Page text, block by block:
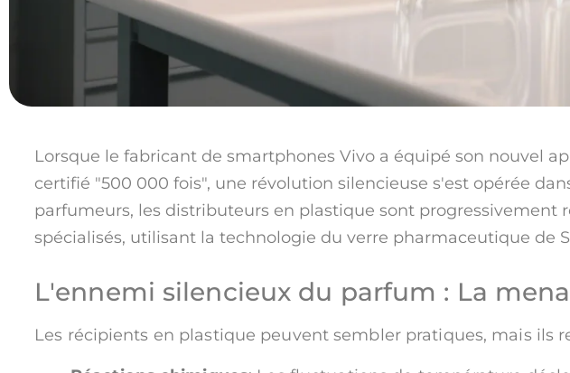
Lorsque le fabricant de smartphones Vivo a équipé son nouvel
certifié "500 000 fois", une révolution silencieuse s'est opérée
parfumeurs, les distributeurs en plastique sont progressivement
spécialisés, utilisant la technologie du verre pharmaceutique de
L'ennemi silencieux du parfum : La
Les récipients en plastique peuvent sembler pratiques, mais ils